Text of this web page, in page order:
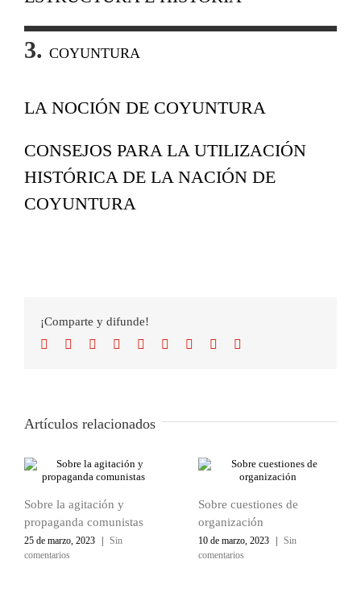
3. COYUNTURA
LA NOCIÓN DE COYUNTURA
CONSEJOS PARA LA UTILIZACIÓN
HISTÓRICA DE LA NACIÓN DE
COYUNTURA
¡Comparte y difunde!
Facebook
TwitterReddit LinkedInWhatsApp
TumblrPinterest
Artículos relacionados
Sobre la agitación y
propaganda comunistas
25 de marzo, 2023 | Sin
comentarios
Sobre cuestiones de
organización
10 de marzo, 2023 | Sin
comentarios